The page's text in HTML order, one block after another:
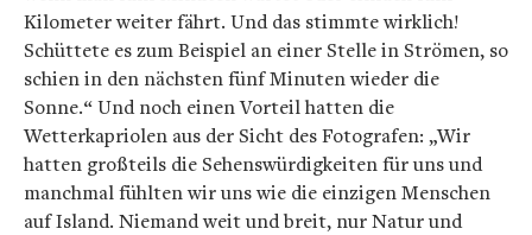
Kilometer weiter fährt. Und das stimmte wirklich!
Schüttete es zum Beispiel an einer Stelle in Strömen, so
schien in den nächsten fünf Minuten wieder die
Sonne.“ Und noch einen Vorteil hatten die
Wetterkapriolen aus der Sicht des Fotografen: „Wir
hatten großteils die Sehenswürdigkeiten für uns und
manchmal fühlten wir uns wie die einzigen Menschen
auf Island. Niemand weit und breit, nur Natur und